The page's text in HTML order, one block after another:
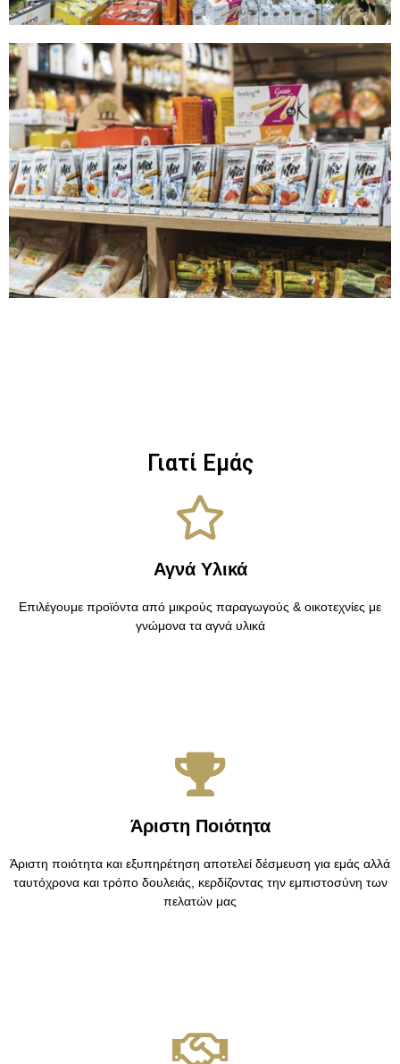
Γιατί Εμάς
Αγνά Υλικά
Επιλέγουμε προϊόντα από μικρούς παραγωγούς & οικοτεχνίες με
γνώμονα τα αγνά υλικά
Άριστη Ποιότητα
Άριστη ποιότητα και εξυπηρέτηση αποτελεί δέσμευση για εμάς αλλά
ταυτόχρονα και τρόπο δουλειάς, κερδίζοντας την εμπιστοσύνη των
πελατών μας